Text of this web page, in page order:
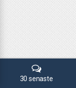
30 senaste